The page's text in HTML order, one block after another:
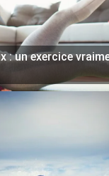
: un exercice